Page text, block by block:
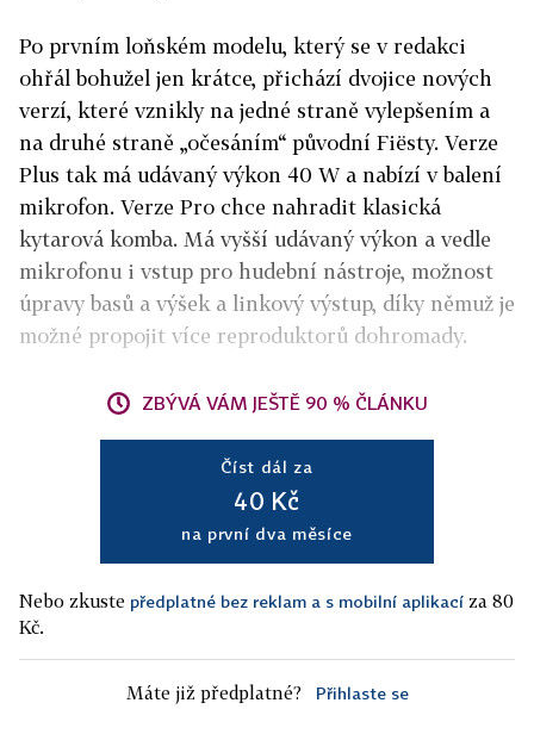
Po prvním loňském modelu, který se v redakci
ohřál bohužel jen krátce, přichází dvojice nových
verzí, které vznikly na jedné straně vylepšením a
na druhé straně „očesáním“ původní Fiësty. Verze
Plus tak má udávaný výkon 40 W a nabízí v balení
mikrofon. Verze Pro chce nahradit klasická
kytarová komba. Má vyšší udávaný výkon a vedle
mikrofonu i vstup pro hudební nástroje, možnost
úpravy basů a výšek a linkový výstup, díky němuž je
možné propojit více reproduktorů dohromady.
ZBÝVÁ VÁM JEŠTĚ 90 % ČLÁNKU
Číst dál za
40 Kč
na první dva měsíce
Nebo zkuste předplatné bez reklam a s mobilní aplikací za 80
Kč.
Máte již předplatné? Přihlaste se